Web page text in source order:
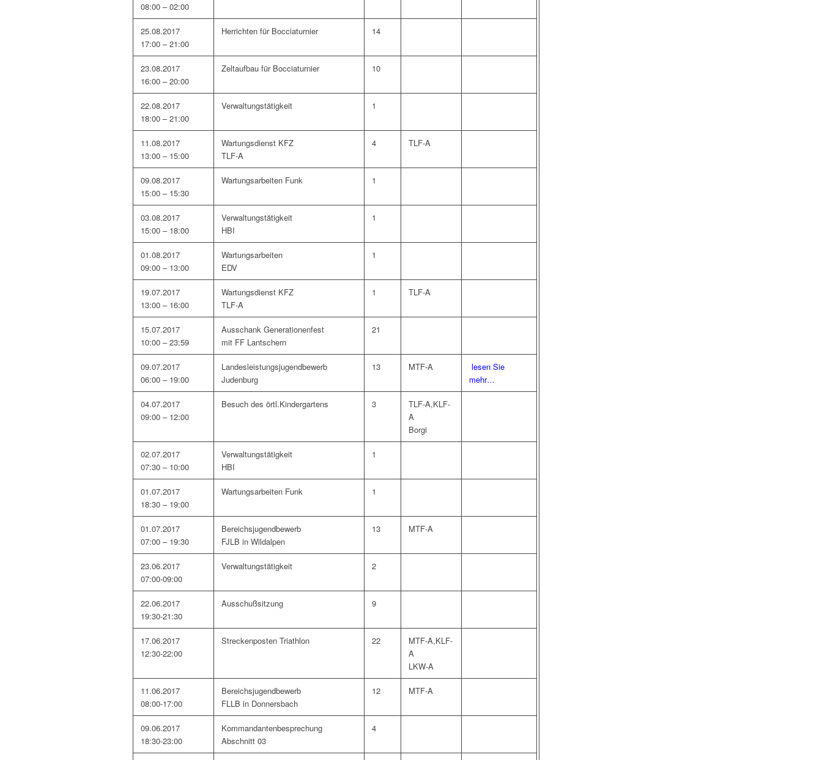
08:00 – 02:00
25.08.2017
17:00 – 21:00
Herrichten für Bocciaturnier 14
23.08.2017
16:00 – 20:00
Zeltaufbau für Bocciaturnier 10
22.08.2017
18:00 – 21:00
Verwaltungstätigkeit 1
11.08.2017
13:00 – 15:00
Wartungsdienst KFZ
TLF-A
4 TLF-A
09.08.2017
15:00 – 15:30
Wartungsarbeiten Funk 1
03.08.2017
15:00 – 18:00
Verwaltungstätigkeit
HBI
1
01.08.2017
09:00 – 13:00
Wartungsarbeiten
EDV
1
19.07.2017
13:00 – 16:00
Wartungsdienst KFZ
TLF-A
1 TLF-A
15.07.2017
10:00 – 23:59
Ausschank Generationenfest
mit FF Lantschern
21
09.07.2017
06:00 – 19:00
Landesleistungsjugendbewerb
Judenburg
13 MTF-A
lesen Sie
mehr…
04.07.2017
09:00 – 12:00
Besuch des örtl.Kindergartens 3
TLF-A,KLF-
A
Borgi
02.07.2017
07:30 – 10:00
Verwaltungstätigkeit
HBI
1
01.07.2017
18:30 – 19:00
Wartungsarbeiten Funk 1
01.07.2017
07:00 – 19:30
Bereichsjugendbewerb
FJLB in Wildalpen
13 MTF-A
23.06.2017
07:00-09:00
Verwaltungstätigkeit 2
22.06.2017
19:30-21:30
Ausschußsitzung 9
17.06.2017
12:30-22:00
Streckenposten Triathlon 22
MTF-A,KLF-
A
LKW-A
11.06.2017
08:00-17:00
Bereichsjugendbewerb
FLLB in Donnersbach
12 MTF-A
09.06.2017
18:30-23:00
Kommandantenbesprechung
Abschnitt 03
4